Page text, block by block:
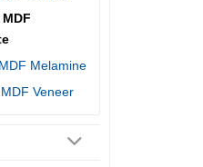
Melamine
Veneer